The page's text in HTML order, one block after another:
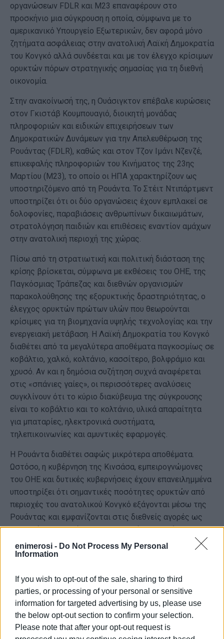
enimerosi - Do Not Process My Personal
Information
If you wish to opt-out of the sale, sharing to third
parties, or processing of your personal or sensitive
information for targeted advertising by us, please use
the below opt-out section to confirm your selection.
Please note that after your opt-out request is
οργανώσεων FDLR και M23 επαναφέρουν στο
προσκήνιο μια σύγκρουση η οποία, σύμφωνα με το
αμερικανικό Υπουργείο Εξωτερικών, δεν αφορά μόνο
ζητήματα ασφάλειας στην ανατολική Λαϊκή Δημοκρατία
του Κονγκό αλλά συνδέεται και με τον έλεγχο κρίσιμων
ορυκτών πόρων στρατηγικής σημασίας για τη διεθνή
οικονομία.
Στην ανακοίνωσή της, η Ουάσιγκτον επέβαλε κυρώσεις
στον Γκιστάβ Κουμπουαγιό, διοικητή μονάδας
πληροφοριών και ειδικών επιχειρήσεων των
Δημοκρατικών Δυνάμεων για την Απελευθέρωση της
Ρουάντας (FDLR), καθώς και στον Τζον Ιμάνι Νζενζέ,
επικεφαλής πληροφοριών του Κινήματος της 23ης
Μαρτίου (M23), το οποίο οι ΗΠΑ χαρακτηρίζουν ως
υποστηριζόμενο από τη Ρουάντα. Το Στέιτ Ντιπάρτμεντ
υποστηρίζει ότι οι δύο οργανώσεις έχουν εμπλακεί σε
δολοφονίες, παραβιάσεις ανθρωπίνων δικαιωμάτων,
στρατολόγηση παιδιών και επιθέσεις εναντίον αμάχων
στην ανατολική περιοχή της χώρας.
Πίσω από τη στρατιωτική και πολιτική διάσταση της
κρίσης βρίσκεται, σύμφωνα με εκθέσεις του ΟΗΕ, της
Παγκόσμιας Τράπεζας και διεθνών οργανισμών
παρακολούθησης της εξορυκτικής δραστηριότητας, ο
έλεγχος ορυκτών πρώτων υλών που θεωρούνται
κρίσιμες για τη βιομηχανία υψηλής τεχνολογίας και την
ενεργειακή μετάβαση. Η Λαϊκή Δημοκρατία του Κονγκό
διαθέτει από τα μεγαλύτερα αποθέματα παγκοσμίως σε
κοβάλτιο, χαλκό, κολτάνιο, κασσίτερο, βολφράμιο και
χρυσό. Αν και η δημόσια συζήτηση συχνά αναφέρεται
στις «σπάνιες γαίες», οι περισσότερες αναλύσεις
συγκλίνουν ότι το κύριο διακύβευμα της σύγκρουσης
είναι το κοβάλτιο και το κολτάνιο, υλικά απαραίτητα
για μπαταρίες, ηλεκτρονικά συστήματα,
τηλεπικοινωνίες και αμυντικές εφαρμογές.
Η Ρουάντα διαθέτει σαφώς μικρότερα αποθέματα.
Ωστόσο, η κυβέρνηση της Κινσάσα, εμπειρογνώμονες
του ΟΗΕ και δυτικές κυβερνήσεις έχουν επανειλημμένα
υποστηρίξει ότι σημαντικές ποσότητες ορυκτών από
περιοχές του ανατολικού Κονγκό εξάγονται μέσω της
Ρουάντας και εμφανίζονται στις διεθνείς αγορές ως
ρουαντέζικης προέλευσης. Το Κιγκάλι απορρίπτει τις
κατηγορίες, οι οποίες παραμένουν βασικό σημείο
τριβής στις σχέσεις των δύο χωρών.
Παράλληλα, η κινεζική παρουσία στον εξορυκτικό
τομέα του Κονγκό είναι ιδιαίτερα ισχυρή. Σύμφωνα με
στοιχεία της Διεθνούς Υπηρεσίας Ενέργειας (IEA), του
Κέντρου Στρατηγικών και Διεθνών Σπουδών (CSIS) και
οικονομικών αναλύσεων της Παγκόσμιας Τράπεζας,